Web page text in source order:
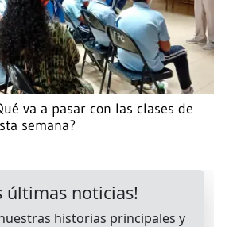
va a pasar con las clases de
semana?